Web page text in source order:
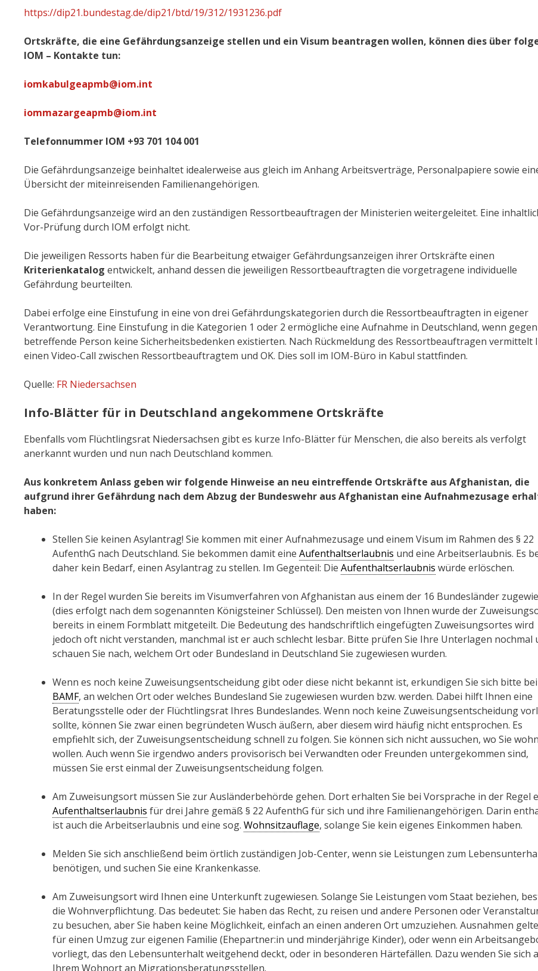
https://dip21.bundestag.de/dip21/btd/19/312/1931236.pdf
Ortskräfte, die eine Gefährdungsanzeige stellen und ein Visum beantragen wollen, können dies über
IOM – Kontakte tun:
iomkabulgeapmb@iom.int
iommazargeapmb@iom.int
Telefonnummer IOM +93 701 104 001
Die Gefährdungsanzeige beinhaltet idealerweise aus gleich im Anhang Arbeitsverträge, Personalpapiere sowie
Übersicht der miteinreisenden Familienangehörigen.
Die Gefährdungsanzeige wird an den zuständigen Ressortbeauftragen der Ministerien weitergeleitet. Eine
Vor-Prüfung durch IOM erfolgt nicht.
Die jeweiligen Ressorts haben für die Bearbeitung etwaiger Gefährdungsanzeigen ihrer Ortskräfte einen
Kriterienkatalog entwickelt, anhand dessen die jeweiligen Ressortbeauftragten die vorgetragene individuelle
Gefährdung beurteilten.
Dabei erfolge eine Einstufung in eine von drei Gefährdungskategorien durch die Ressortbeauftragten in eigener
Verantwortung. Eine Einstufung in die Kategorien 1 oder 2 ermögliche eine Aufnahme in Deutschland, wenn
betreffende Person keine Sicherheitsbedenken existierten. Nach Rückmeldung des Ressortbeauftragen vermittelt
einen Video-Call zwischen Ressortbeauftragtem und OK. Dies soll im IOM-Büro in Kabul stattfinden.
Quelle: FR Niedersachsen
Info-Blätter für in Deutschland angekommene Ortskräfte
Ebenfalls vom Flüchtlingsrat Niedersachsen gibt es kurze Info-Blätter für Menschen, die also bereits als verfolgt
anerkannt wurden und nun nach Deutschland kommen.
Aus konkretem Anlass geben wir folgende Hinweise an neu eintreffende Ortskräfte aus Afghanistan, die
aufgrund ihrer Gefährdung nach dem Abzug der Bundeswehr aus Afghanistan eine Aufnahmezusage
haben:
Stellen Sie keinen Asylantrag! Sie kommen mit einer Aufnahmezusage und einem Visum im Rahmen des § 22
AufenthG nach Deutschland. Sie bekommen damit eine Aufenthaltserlaubnis und eine Arbeitserlaubnis. Es
daher kein Bedarf, einen Asylantrag zu stellen. Im Gegenteil: Die Aufenthaltserlaubnis würde erlöschen.
In der Regel wurden Sie bereits im Visumverfahren von Afghanistan aus einem der 16 Bundesländer
(dies erfolgt nach dem sogenannten Königsteiner Schlüssel). Den meisten von Ihnen wurde der
bereits in einem Formblatt mitgeteilt. Die Bedeutung des handschriftlich eingefügten Zuweisungsortes wird
jedoch oft nicht verstanden, manchmal ist er auch schlecht lesbar. Bitte prüfen Sie Ihre Unterlagen nochmal
schauen Sie nach, welchem Ort oder Bundesland in Deutschland Sie zugewiesen wurden.
Wenn es noch keine Zuweisungsentscheidung gibt oder diese nicht bekannt ist, erkundigen Sie sich bitte
BAMF, an welchen Ort oder welches Bundesland Sie zugewiesen wurden bzw. werden. Dabei hilft Ihnen eine
Beratungsstelle oder der Flüchtlingsrat Ihres Bundeslandes. Wenn noch keine Zuweisungsentscheidung
sollte, können Sie zwar einen begründeten Wusch äußern, aber diesem wird häufig nicht entsprochen. Es
empfiehlt sich, der Zuweisungsentscheidung schnell zu folgen. Sie können sich nicht aussuchen, wo Sie
wollen. Auch wenn Sie irgendwo anders provisorisch bei Verwandten oder Freunden untergekommen sind,
müssen Sie erst einmal der Zuweisungsentscheidung folgen.
Am Zuweisungsort müssen Sie zur Ausländerbehörde gehen. Dort erhalten Sie bei Vorsprache in der Regel
Aufenthaltserlaubnis für drei Jahre gemäß § 22 AufenthG für sich und ihre Familienangehörigen. Darin
ist auch die Arbeitserlaubnis und eine sog. Wohnsitzauflage, solange Sie kein eigenes Einkommen haben.
Melden Sie sich anschließend beim örtlich zuständigen Job-Center, wenn sie Leistungen zum
benötigen, und suchen Sie eine Krankenkasse.
Am Zuweisungsort wird Ihnen eine Unterkunft zugewiesen. Solange Sie Leistungen vom Staat beziehen,
die Wohnverpflichtung. Das bedeutet: Sie haben das Recht, zu reisen und andere Personen oder
zu besuchen, aber Sie haben keine Möglichkeit, einfach an einen anderen Ort umzuziehen. Ausnahmen
für einen Umzug zur eigenen Familie (Ehepartner:in und minderjährige Kinder), oder wenn ein
vorliegt, das den Lebensunterhalt weitgehend deckt, oder in besonderen Härtefällen. Dazu wenden Sie sich
Ihrem Wohnort an Migrationsberatungsstellen.